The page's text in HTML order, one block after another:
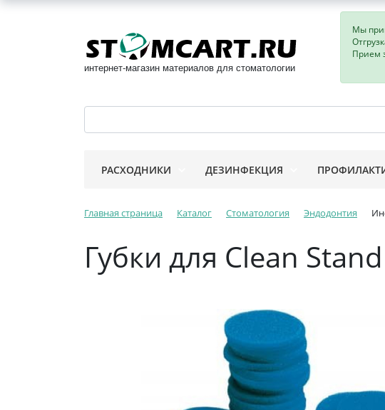
интернет-магазин материалов для стоматологии
Мы
Прием
РАСХОДНИКИ ДЕЗИНФЕКЦИЯ
Главная страница Каталог Стоматология Эндодонтия
Губки для Clean